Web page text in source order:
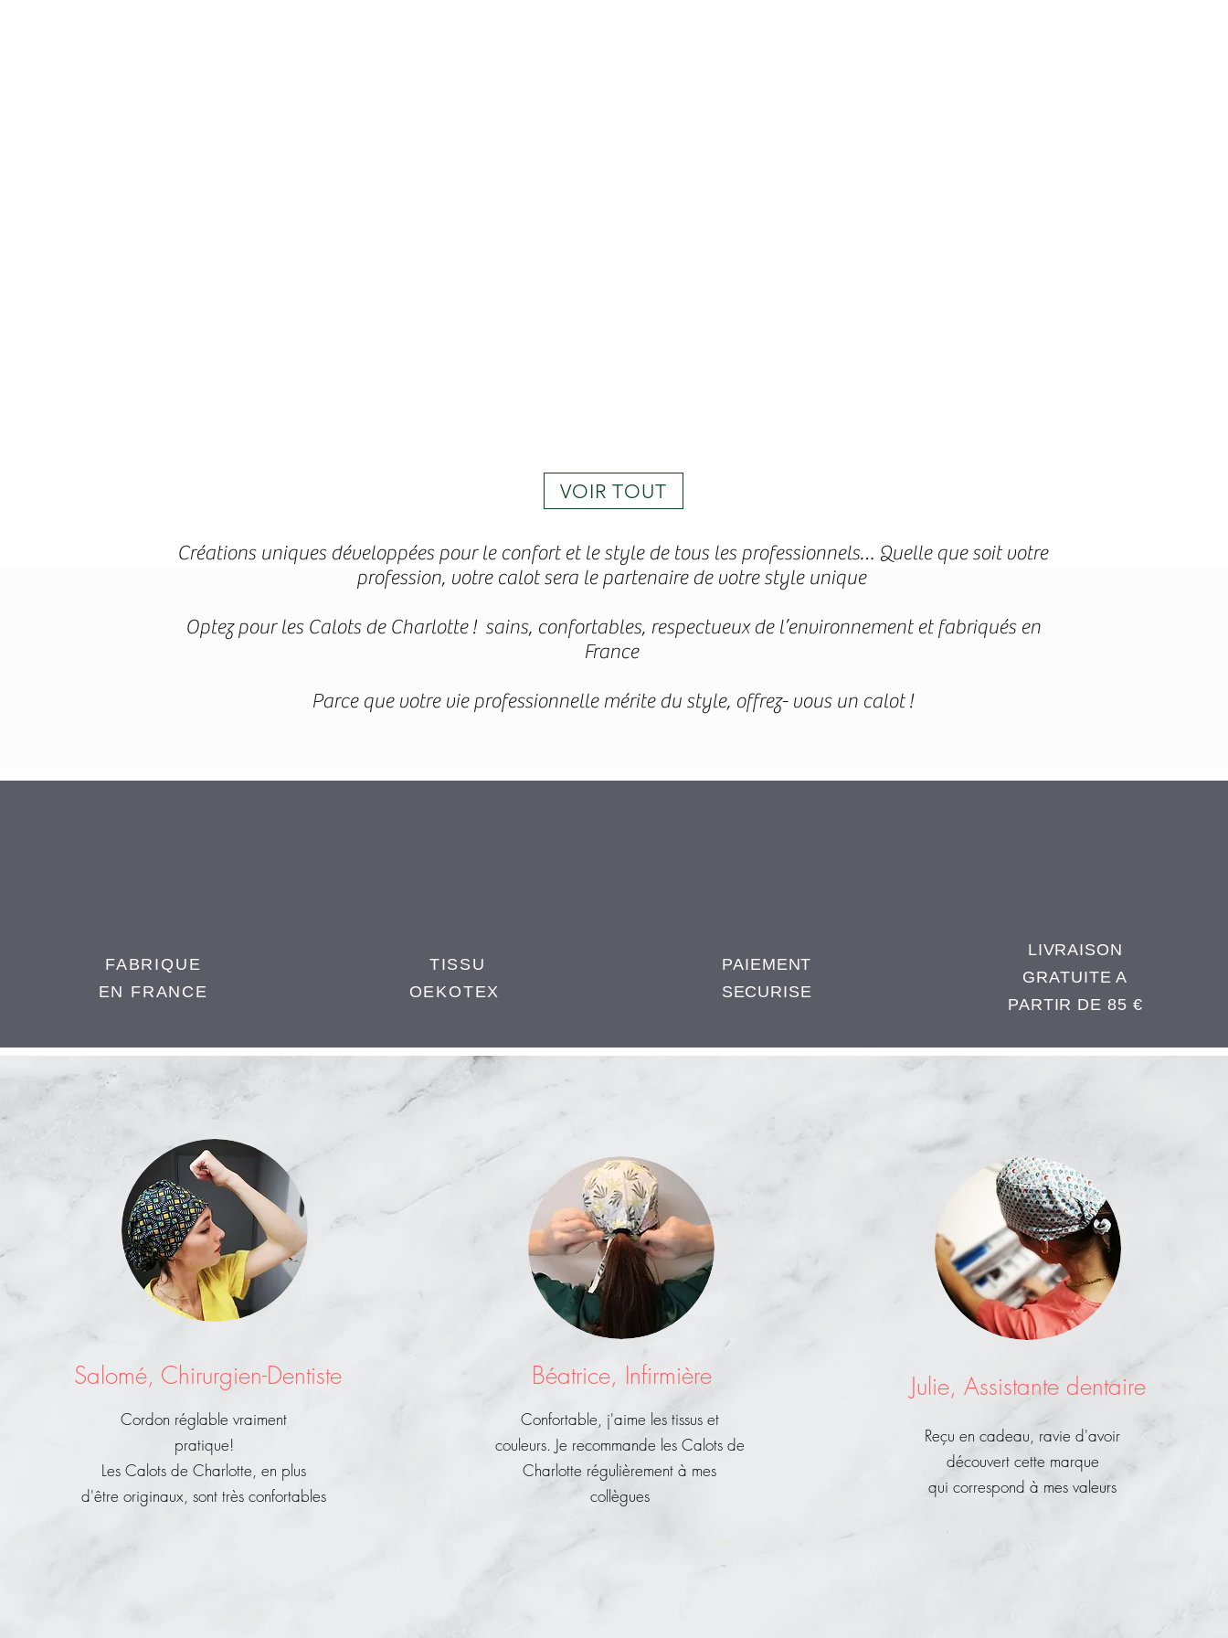
VOIR TOUT
Créations uniques développées pour le confort et le style de tous les professionnels… Quelle que soit votre
profession, votre calot sera le partenaire de votre style unique
Optez pour les Calots de Charlotte ! sains, confortables, respectueux de l’environnement et fabriqués en
France
Parce que votre vie professionnelle mérite du style, offrez- vous un calot !
FABRIQUE
EN FRANCE
TISSU
OEKOTEX
PAIEMENT
SECURISE
LIVRAISON
GRATUITE A
PARTIR DE 85 €
Salomé, Chirurgien-Dentiste
Cordon réglable vraiment
pratique!
Les Calots de Charlotte, en plus
d'être originaux, sont très confortables
Béatrice, Infirmière
Confortable, j'aime les tissus et
couleurs. Je recommande les Calots de
Charlotte régulièrement à mes
collègues
Julie, Assistante dentaire
Reçu en cadeau, ravie d'avoir
découvert cette marque
qui correspond à mes valeurs